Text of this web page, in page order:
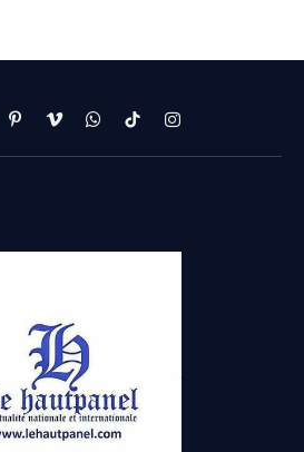
PinterestVimeoWhatsApp
TikTokInstagram